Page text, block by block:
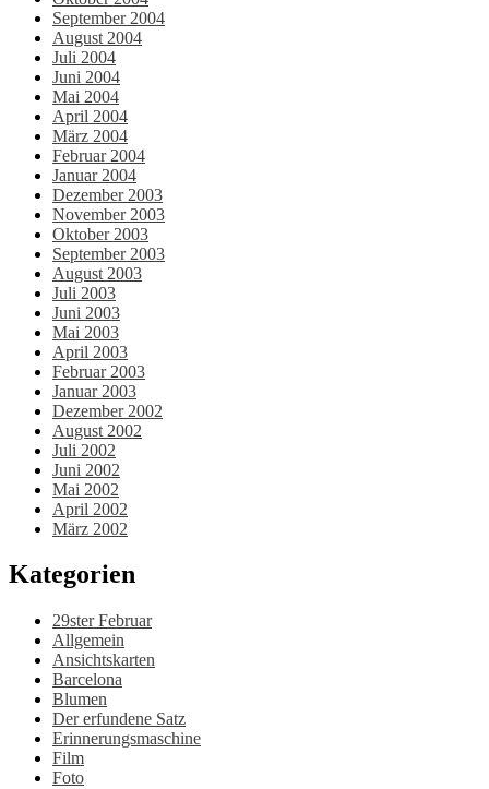
September 2004
August 2004
Juli 2004
Juni 2004
Mai 2004
April 2004
März 2004
Februar 2004
Januar 2004
Dezember 2003
November 2003
Oktober 2003
September 2003
August 2003
Juli 2003
Juni 2003
Mai 2003
April 2003
Februar 2003
Januar 2003
Dezember 2002
August 2002
Juli 2002
Juni 2002
Mai 2002
April 2002
März 2002
Kategorien
29ster Februar
Allgemein
Ansichtskarten
Barcelona
Blumen
Der erfundene Satz
Erinnerungsmaschine
Film
Foto